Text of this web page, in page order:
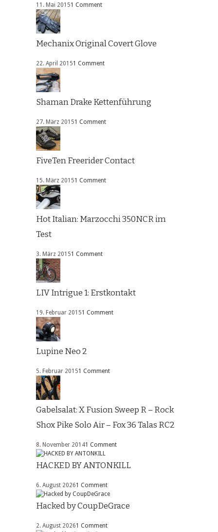
11. Mai 20151 Comment
Mechanix Original Covert Glove
22. April 20151 Comment
Shaman Drake Kettenführung
27. März 20151 Comment
FiveTen Freerider Contact
15. März 20151 Comment
Hot Italian: Marzocchi 350NCR im
Test
3. März 20151 Comment
LIV Intrigue 1: Erstkontakt
19. Februar 20151 Comment
Lupine Neo 2
5. Februar 20151 Comment
Gabelsalat: X Fusion Sweep R – Rock
Shox Pike Solo Air – Fox 36 Talas RC2
8. November 20141 Comment
HACKED BY ANTONKILL
6. August 20261 Comment
Hacked by CoupDeGrace
2. August 20261 Comment